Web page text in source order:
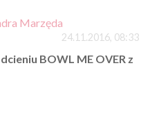
Marzęda
24.11.2016, 08:33
BOWL ME OVER z